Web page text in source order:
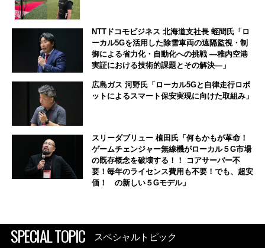
NTTドコモビジネス 北海道支社長 蛭間氏「ロ
ーカル5Gを活用した除雪車両の遠隔監視・制
御による省力化・自動化への挑戦 ―稚内空港
実証における技術的課題とその解決―」
広島ガス 河野氏「ローカル5Gと自律走行ロボ
ットによるスマート保安実現に向けた取組み」
スリーダブリュー 植田氏「何もかもが革命！
ゲームチェンジャー無線機がローカル５G市場
の既存概念を破壊する！！ コアサーバー不
要！毎年のライセンス費用も不要！でも、超安
価！ の新しい５Gモデル」
SPECIAL TOPIC スペシャルトピック